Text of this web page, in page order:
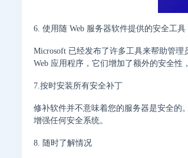
6. 使用随 Web 服务器软件提供的安全工具
Microsoft 已经发布了许多工具来帮助管
Web 应用程序，它们增加了额外的安全性
7.按时安装所有安全补丁
修补软件并不意味着您的服务器是安全的
增强任何安全系统。
8. 随时了解情况